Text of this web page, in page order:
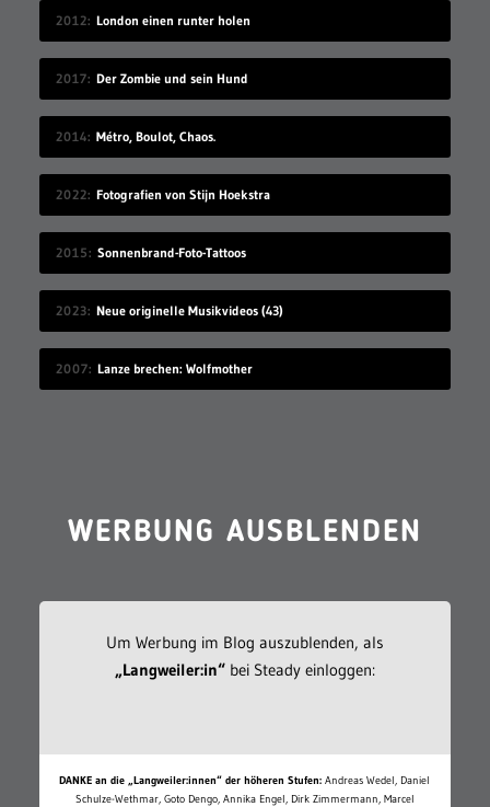
2012 London einen runter holen
2017 Der Zombie und sein Hund
2014 Métro, Boulot, Chaos.
2022 Fotografien von Stijn Hoekstra
2015 Sonnenbrand-Foto-Tattoos
2023 Neue originelle Musikvideos (43)
2007 Lanze brechen: Wolfmother
WERBUNG AUSBLENDEN
Um Werbung im Blog auszublenden, als
„Langweiler:in“bei Steady einloggen:
DANKE an die „Langweiler:innen“ der höheren Stufen: Andreas Wedel, Daniel
Schulze-Wethmar, Goto Dengo, Annika Engel, Dirk Zimmermann, Marcel